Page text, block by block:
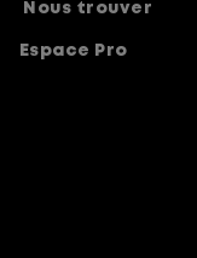
Nous trouver
Espace Pro